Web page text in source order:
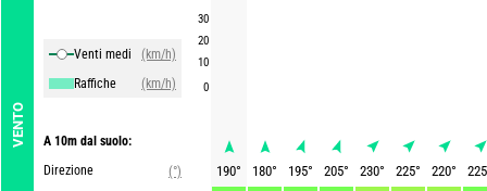
VENTO
Venti medi
(km/h)
Raffiche
(km/h)
A 10m dal suolo:
Direzione
(°)
30
20
10
0
190° 180° 195° 205° 230° 225° 220°
225